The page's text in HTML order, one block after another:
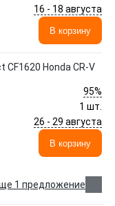
16 - 18 августа
В корзину
Honda CR-V
95%
1 шт.
26 - 29 августа
В корзину
1 предложение